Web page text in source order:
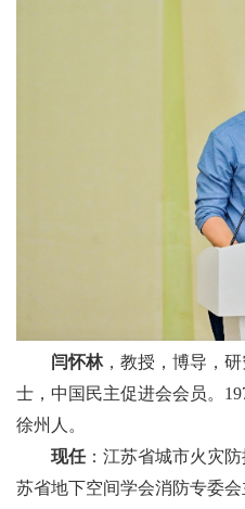
闫怀林，教授，博导 ，
士，中国民主促进会会员。
徐州人。
现任：江苏省城市火灾
苏省地下空间学会消防专委